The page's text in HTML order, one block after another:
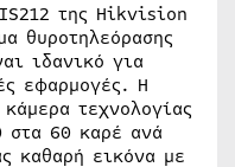
της Hikvision
θυροτηλεόρασης
ιδανικό για
εφαρμογές. Η
τεχνολογίας
στα 60 καρέ ανά
καθαρή εικόνα με